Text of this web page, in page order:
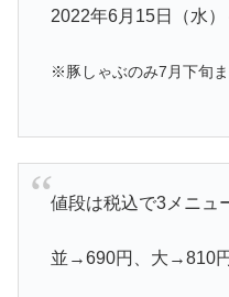
2022年6月15日（水
※豚しゃぶのみ7月下旬
値段は税込で3メニュ
並→690円、大→810